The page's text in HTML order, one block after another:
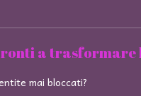
a trasformare
mai bloccati?